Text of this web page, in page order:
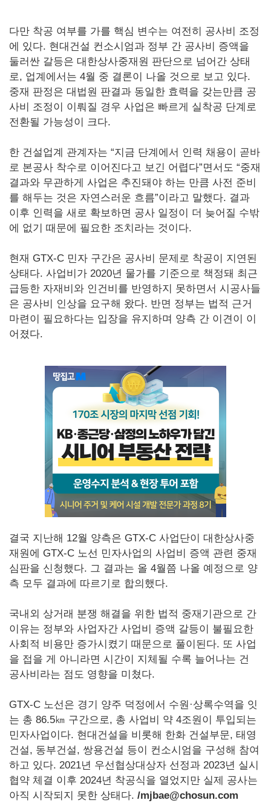
다만 착공 여부를 가를 핵심 변수는 여전히 공사비 조정
에 있다. 현대건설 컨소시엄과 정부 간 공사비 증액을
둘러싼 갈등은 대한상사중재원 판단으로 넘어간 상태
로, 업계에서는 4월 중 결론이 나올 것으로 보고 있다.
중재 판정은 대법원 판결과 동일한 효력을 갖는만큼 공
사비 조정이 이뤄질 경우 사업은 빠르게 실착공 단계로
전환될 가능성이 크다.
한 건설업계 관계자는 “지금 단계에서 인력 채용이 곧바
로 본공사 착수로 이어진다고 보긴 어렵다”면서도 “중재
결과와 무관하게 사업은 추진돼야 하는 만큼 사전 준비
를 해두는 것은 자연스러운 흐름”이라고 말했다. 결과
이후 인력을 새로 확보하면 공사 일정이 더 늦어질 수밖
에 없기 때문에 필요한 조치라는 것이다.
현재 GTX-C 민자 구간은 공사비 문제로 착공이 지연된
상태다. 사업비가 2020년 물가를 기준으로 책정돼 최근
급등한 자재비와 인건비를 반영하지 못하면서 시공사들
은 공사비 인상을 요구해 왔다. 반면 정부는 법적 근거
마련이 필요하다는 입장을 유지하며 양측 간 이견이 이
어졌다.
결국 지난해 12월 양측은 GTX-C 사업단이 대한상사중
재원에 GTX-C 노선 민자사업의 사업비 증액 관련 중재
심판을 신청했다. 그 결과는 올 4월쯤 나올 예정으로 양
측 모두 결과에 따르기로 합의했다.
국내외 상거래 분쟁 해결을 위한 법적 중재기관으로 간
이유는 정부와 사업자간 사업비 증액 갈등이 불필요한
사회적 비용만 증가시켰기 때문으로 풀이된다. 또 사업
을 접을 게 아니라면 시간이 지체될 수록 늘어나는 건
공사비라는 점도 영향을 미쳤다.
GTX-C 노선은 경기 양주 덕정에서 수원·상록수역을 잇
는 총 86.5㎞ 구간으로, 총 사업비 약 4조원이 투입되는
민자사업이다. 현대건설을 비롯해 한화 건설부문, 태영
건설, 동부건설, 쌍용건설 등이 컨소시엄을 구성해 참여
하고 있다. 2021년 우선협상대상자 선정과 2023년 실시
협약 체결 이후 2024년 착공식을 열었지만 실제 공사는
아직 시작되지 못한 상태다. /mjbae@chosun.com